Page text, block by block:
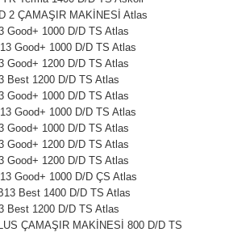
2 ÇAMAŞIR MAKİNESİ Atlas
Good+ 1000 D/D TS Atlas
Good+ 1000 D/D TS Atlas
Good+ 1200 D/D TS Atlas
Best 1200 D/D TS Atlas
Good+ 1000 D/D TS Atlas
Good+ 1000 D/D TS Atlas
Good+ 1000 D/D TS Atlas
Good+ 1200 D/D TS Atlas
Good+ 1200 D/D TS Atlas
Good+ 1000 D/D ÇS Atlas
Best 1400 D/D TS Atlas
Best 1200 D/D TS Atlas
ÇAMAŞIR MAKİNESİ 800 D/D TS